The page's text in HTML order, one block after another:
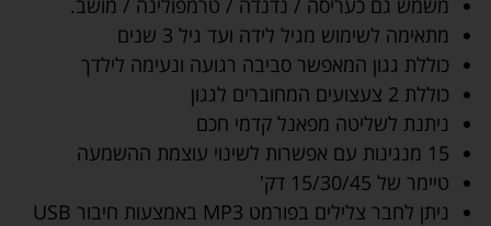
מתאימה לשימוש מגיל לידה ועד גיל 3 שנים
כוללת גגון המאפשר סביבה רגועה ונעימה לילדך
כוללת 2 צעצועים המחוברים לגגון
ניתנת לשליטה מפאנל קדמי חכם
15 מנגינות עם אפשרות לשינוי עוצמת ההשמעה
טיימר של 15/30/45 דק'
ניתן לחבר צלילים בפורמט MP3 באמצעות חיבור USB